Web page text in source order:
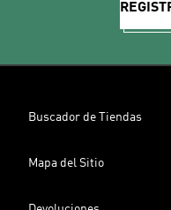
Buscador de Tiendas
Mapa del Sitio